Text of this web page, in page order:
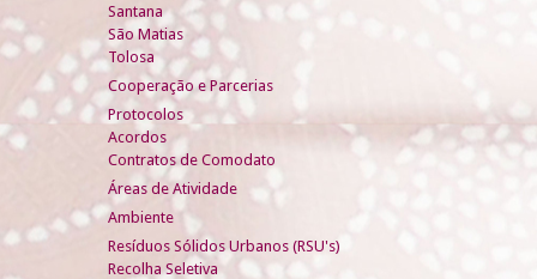
Santana
São Matias
Tolosa
Cooperação e Parcerias
Protocolos
Acordos
Contratos de Comodato
Áreas de Atividade
Ambiente
Resíduos Sólidos Urbanos (RSU's)
Recolha Seletiva